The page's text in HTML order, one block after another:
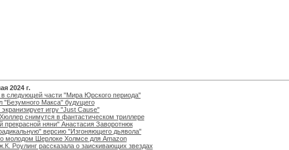
2024 г.
следующей части "Мира Юрского периода"
Макса" будущего
игру "Just Cause"
снимутся в фантастическом триллере
прекрасной няни" Анастасия Заворотнюк
версию "Изгоняющего дьявола"
молодом Шерлоке Холмсе для Amazon
Роулинг рассказала о заискивающих звездах